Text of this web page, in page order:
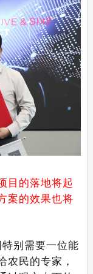
目的落地将起
案的效果也将
别需要一位能
农民的专家，